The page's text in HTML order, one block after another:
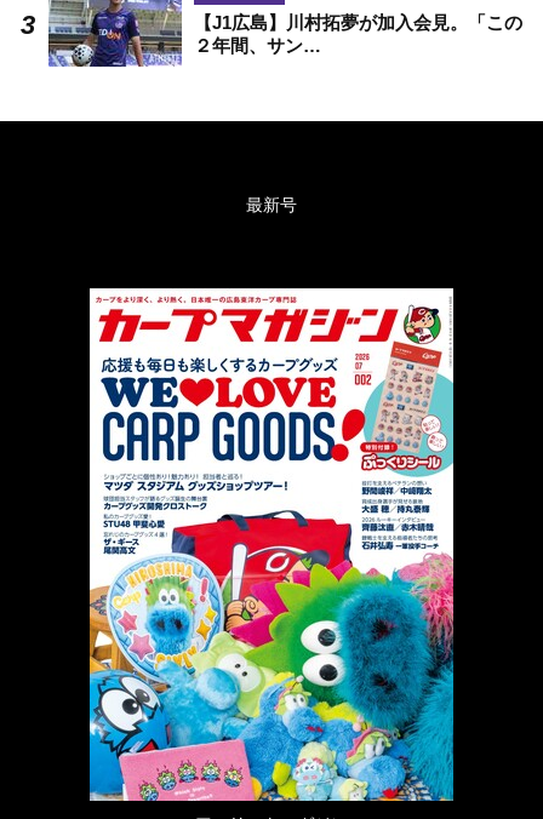
【J1広島】川村拓夢が加入会見。「この
２年間、サン…
最新号